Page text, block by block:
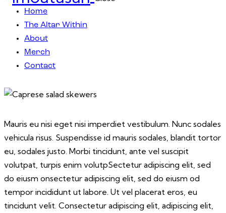
Home
The Altar Within
About
Merch
Contact
$14
Mauris eu nisi eget nisi imperdiet vestibulum. Nunc sodales
vehicula risus. Suspendisse id mauris sodales, blandit tortor
eu, sodales justo. Morbi tincidunt, ante vel suscipit
volutpat, turpis enim volutpSectetur adipiscing elit, sed
do eiusm onsectetur adipiscing elit, sed do eiusm od
tempor incididunt ut labore. Ut vel placerat eros, eu
tincidunt velit. Consectetur adipiscing elit, adipiscing elit,